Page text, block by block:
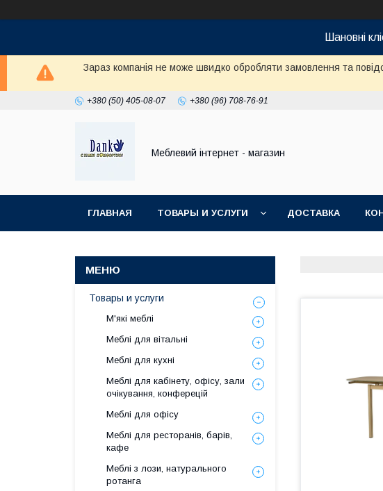
Шановні
Зараз компанія не може швидко обробляти замовлення та
+380 (50) 405-08-07 +380 (96) 708-76-91
Меблевий інтернет - магазин
ГЛАВНАЯ ТОВАРЫ И УСЛУГИ ДОСТАВКА
Товары и услуги
М'які меблі
Меблі для вітальні
Меблі для кухні
Меблі для кабінету, офісу, зали
очікування, конферецій
Меблі для офісу
Меблі для ресторанів, барів,
кафе
Меблі з лози, натурального
ротанга